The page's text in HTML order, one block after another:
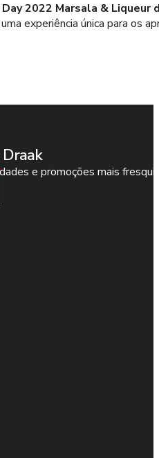
2022 Marsala & Liqueur
experiência única para os
e promoções mais